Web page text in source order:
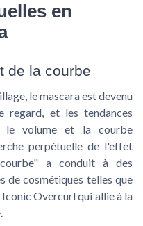
en
de la courbe
le mascara est devenu
regard, et les tendances
le volume et la courbe
perpétuelle de l'effet
a conduit à des
de cosmétiques telles que
Overcurl qui allie à la